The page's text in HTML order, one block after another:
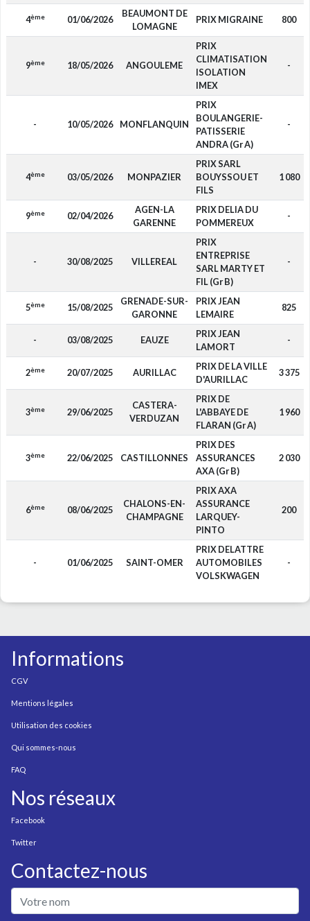
4ème 01/06/2026
BEAUMONT DE
LOMAGNE
PRIX MIGRAINE 800
9ème 18/05/2026 ANGOULEME
PRIX
CLIMATISATION
ISOLATION
IMEX
-
- 10/05/2026 MONFLANQUIN
PRIX
BOULANGERIE-
PATISSERIE
ANDRA (Gr A)
-
4ème 03/05/2026 MONPAZIER
PRIX SARL
BOUYSSOU ET
FILS
1 080
9ème 02/04/2026
AGEN-LA
GARENNE
PRIX DELIA DU
POMMEREUX
-
- 30/08/2025 VILLEREAL
PRIX
ENTREPRISE
SARL MARTY ET
FIL (Gr B)
-
5ème 15/08/2025
GRENADE-SUR-
GARONNE
PRIX JEAN
LEMAIRE
825
- 03/08/2025 EAUZE
PRIX JEAN
LAMORT
-
2ème 20/07/2025 AURILLAC
PRIX DE LA VILLE
D'AURILLAC
3 375
3ème 29/06/2025
CASTERA-
VERDUZAN
PRIX DE
L'ABBAYE DE
FLARAN (Gr A)
1 960
3ème 22/06/2025 CASTILLONNES
PRIX DES
ASSURANCES
AXA (Gr B)
2 030
6ème 08/06/2025
CHALONS-EN-
CHAMPAGNE
PRIX AXA
ASSURANCE
LARQUEY-
PINTO
200
- 01/06/2025 SAINT-OMER
PRIX DELATTRE
AUTOMOBILES
VOLSKWAGEN
-
Informations
CGV
Mentions légales
Utilisation des cookies
Qui sommes-nous
FAQ
Nos réseaux
Facebook
Twitter
Contactez-nous